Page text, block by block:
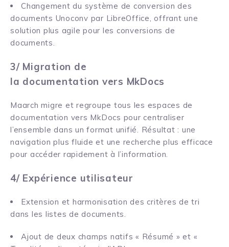
Changement du système de conversion des
documents Unoconv par LibreOffice, offrant une
solution plus agile pour les conversions de
documents.
3/ Migration de
la documentation vers MkDocs
Maarch migre et regroupe tous les espaces de
documentation vers MkDocs pour centraliser
l’ensemble dans un format unifié. Résultat : une
navigation plus fluide et une recherche plus efficace
pour accéder rapidement à l’information.
4/ Expérience utilisateur
Extension et harmonisation des critères de tri
dans les listes de documents.
Ajout de deux champs natifs « Résumé » et «